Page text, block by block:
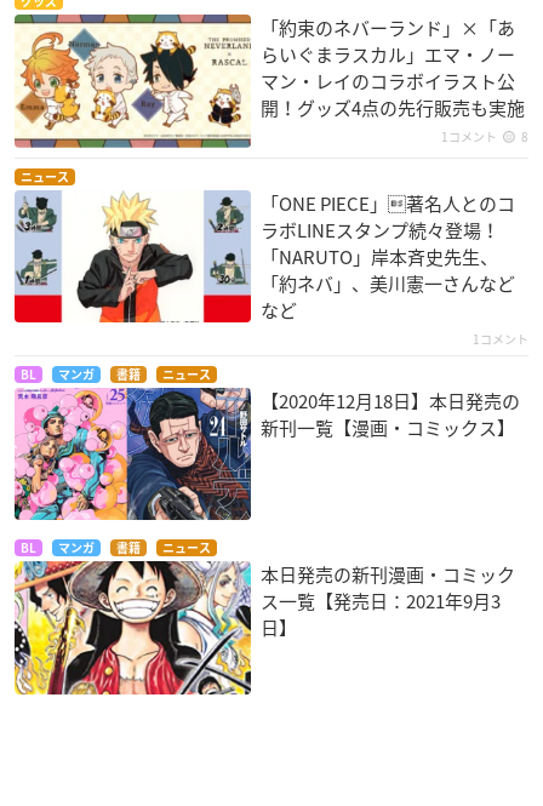
「約束のネバーランド」×「あ
らいぐまラスカル」エマ・ノー
マン・レイのコラボイラスト公
開！グッズ4点の先行販売も実施
1コメント 8
ニュース
「ONE PIECE」著名人とのコ
ラボLINEスタンプ続々登場！
「NARUTO」岸本斉史先生、
「約ネバ」、美川憲一さんなど
など
1コメント
BL マンガ 書籍 ニュース
【2020年12月18日】本日発売の
新刊一覧【漫画・コミックス】
BL マンガ 書籍 ニュース
本日発売の新刊漫画・コミック
ス一覧【発売日：2021年9月3
日】